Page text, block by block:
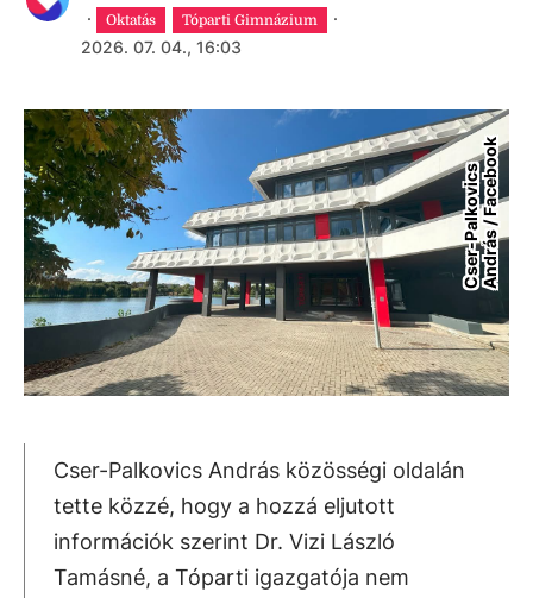
·
Oktatás Tóparti Gimnázium
·
2026. 07. 04., 16:03
C
s
e
r
-
P
a
l
k
o
v
i
c
s
A
n
d
r
á
s
/
F
a
c
e
b
o
ok
Cser-Palkovics András közösségi oldalán
tette közzé, hogy a hozzá eljutott
információk szerint Dr. Vizi László
Tamásné, a Tóparti igazgatója nem